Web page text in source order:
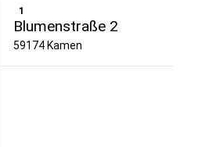
1
Blumenstraße 2
59174 Kamen